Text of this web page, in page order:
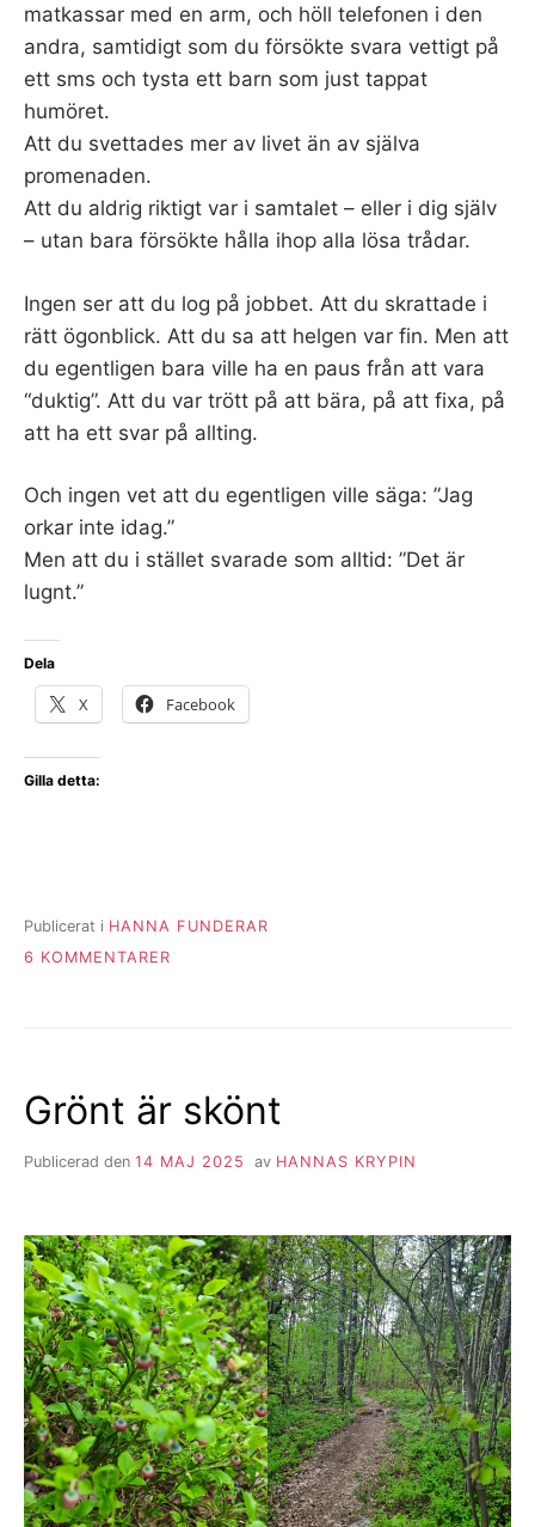
matkassar med en arm, och höll telefonen i den
andra, samtidigt som du försökte svara vettigt på
ett sms och tysta ett barn som just tappat
humöret.
Att du svettades mer av livet än av själva
promenaden.
Att du aldrig riktigt var i samtalet – eller i dig själv
– utan bara försökte hålla ihop alla lösa trådar.
Ingen ser att du log på jobbet. Att du skrattade i
rätt ögonblick. Att du sa att helgen var fin. Men att
du egentligen bara ville ha en paus från att vara
“duktig”. Att du var trött på att bära, på att fixa, på
att ha ett svar på allting.
Och ingen vet att du egentligen ville säga: ”Jag
orkar inte idag.”
Men att du i stället svarade som alltid: ”Det är
lugnt.”
Dela
X Facebook
Gilla detta:
Publicerat i HANNA FUNDERAR
6 KOMMENTARER
Grönt är skönt
Publicerad den 14 MAJ 2025 av HANNAS KRYPIN